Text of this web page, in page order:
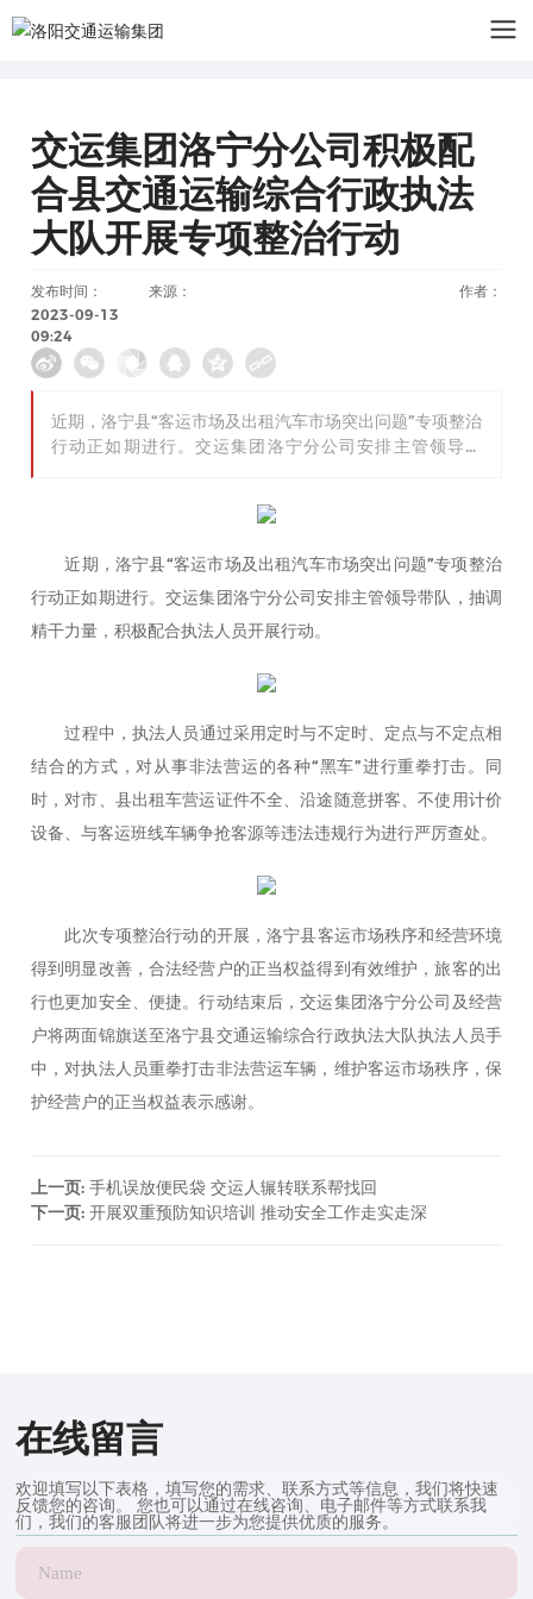
交运集团洛宁分公司积极配
合县交通运输综合行政执法
大队开展专项整治行动
发布时间：
2023-09-13
09:24
来源： 作者：
近期，洛宁县“客运市场及出租汽车市场突出问题”专项整治
行动正如期进行。交运集团洛宁分公司安排主管领导带
近期，洛宁县“客运市场及出租汽车市场突出问题”专项整治
行动正如期进行。交运集团洛宁分公司安排主管领导带队，抽调
精干力量，积极配合执法人员开展行动。
过程中，执法人员通过采用定时与不定时、定点与不定点相
结合的方式，对从事非法营运的各种“黑车”进行重拳打击。同
时，对市、县出租车营运证件不全、沿途随意拼客、不使用计价
设备、与客运班线车辆争抢客源等违法违规行为进行严厉查处。
此次专项整治行动的开展，洛宁县客运市场秩序和经营环境
得到明显改善，合法经营户的正当权益得到有效维护，旅客的出
行也更加安全、便捷。行动结束后，交运集团洛宁分公司及经营
户将两面锦旗送至洛宁县交通运输综合行政执法大队执法人员手
中，对执法人员重拳打击非法营运车辆，维护客运市场秩序，保
护经营户的正当权益表示感谢。
上一页:手机误放便民袋 交运人辗转联系帮找回
下一页:开展双重预防知识培训 推动安全工作走实走深
在线留言
欢迎填写以下表格，填写您的需求、联系方式等信息，我们将快速
反馈您的咨询。 您也可以通过在线咨询、电子邮件等方式联系我
们，我们的客服团队将进一步为您提供优质的服务。